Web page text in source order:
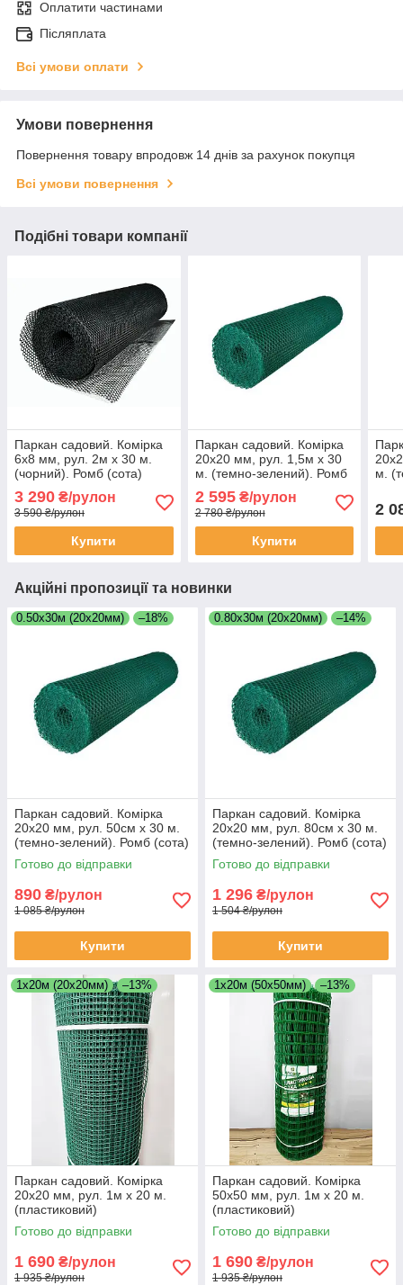
Оплатити частинами
Післяплата
Всі умови оплати
Умови повернення
Повернення товару впродовж 14 днів за рахунок покупця
Всі умови повернення
Подібні товари компанії
Паркан садовий. Комірка
6х8 мм, рул. 2м х 30 м.
(чорний). Ромб (сота)
3 290 ₴/рулон
3 590 ₴/рулон
Купити
Паркан садовий. Комірка
20х20 мм, рул. 1,5м х 30
м. (темно-зелений). Ромб
2 595₴/рулон
2 780 ₴/рулон
Купити
м.
2
Акційні пропозиції та новинки
0.50х30м (20х20мм) –18%
Паркан садовий. Комірка
20х20 мм, рул. 50см х 30 м.
(темно-зелений). Ромб (сота)
Готово до відправки
890 ₴/рулон
1 085 ₴/рулон
Купити
0.80х30м (20х20мм) –14%
Паркан садовий. Комірка
20х20 мм, рул. 80см х 30 м.
(темно-зелений). Ромб (сота)
Готово до відправки
1 296 ₴/рулон
1 504 ₴/рулон
Купити
1х20м (20х20мм) –13%
Паркан садовий. Комірка
20х20 мм, рул. 1м х 20 м.
(пластиковий)
Готово до відправки
1 690 ₴/рулон
1 935 ₴/рулон
1х20м (50х50мм) –13%
Паркан садовий. Комірка
50х50 мм, рул. 1м х 20 м.
(пластиковий)
Готово до відправки
1 690 ₴/рулон
1 935 ₴/рулон